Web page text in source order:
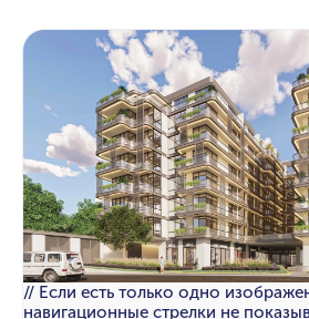
// Если есть только одно
навигационные стрелки не